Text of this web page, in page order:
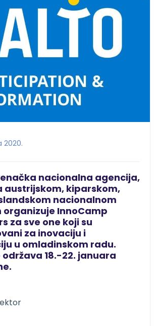
2020.
nacionalna agencija,
austrijskom, kiparskom,
nacionalnom
InnoCamp
za sve one koji su
za inovaciju i
u omladinskom radu.
održava 18.-22. januara